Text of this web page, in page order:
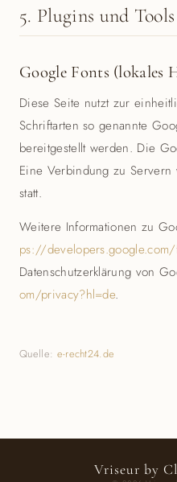
5. Plugins und Tools
Google Fonts (lokales
Diese Seite nutzt zur
Schriftarten so genannte
bereitgestellt werden. Die
Eine Verbindung zu
statt.
Weitere Informationen zu
ps://
Datenschutzerklärung von
om/privacy?hl=de.
Quelle: e-recht24.de
Vriseur by